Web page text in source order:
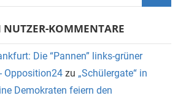
NUTZER-KOMMENTARE
Die “Pannen” links-grüner
Opposition24 zu „Schülergate“ in
Demokraten feiern den